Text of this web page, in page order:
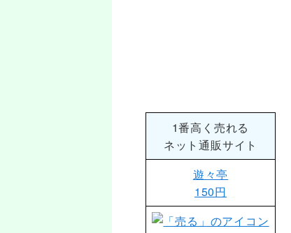
1番高く売れる
ネット通販サイト
遊々亭
150円